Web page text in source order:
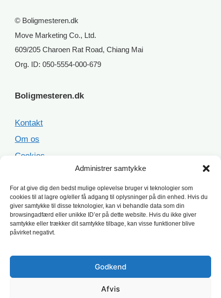
Administrer samtykke
For at give dig den bedst mulige oplevelse bruger vi teknologier som
cookies til at lagre og/eller få adgang til oplysninger på din enhed. Hvis du
giver samtykke til disse teknologier, kan vi behandle data som din
browsingadfærd eller unikke ID’er på dette website. Hvis du ikke giver
samtykke eller trækker dit samtykke tilbage, kan visse funktioner blive
påvirket negativt.
Godkend
Afvis
© Boligmesteren.dk
Move Marketing Co., Ltd.
609/205 Charoen Rat Road, Chiang Mai
Org. ID: 050-5554-000-679
Boligmesteren.dk
Kontakt
Om os
Cookies
Populære opgaver
Facaderenovering
Terrasse